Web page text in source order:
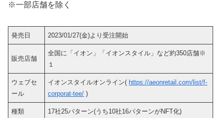
※一部店舗を除く
発売日 2023/01/27(金)より受注開始
販売店舗
全国に「イオン」「イオンスタイル」など約350店舗※
１
ウェブセ
ール
イオンスタイルオンライン( https://aeonretail.com/list/f-
corporat-tee/ )
種類 17社25パターン(うち10社16パターンがNFT化)